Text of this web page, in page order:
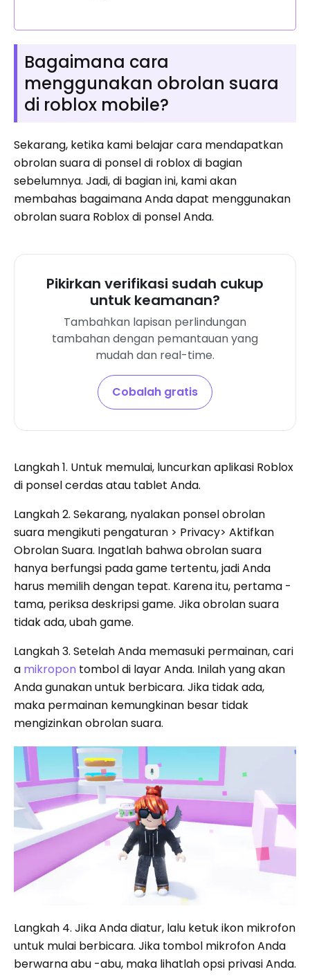
Bagaimana cara
menggunakan obrolan suara
di roblox mobile?
Sekarang, ketika kami belajar cara mendapatkan
obrolan suara di ponsel di roblox di bagian
sebelumnya. Jadi, di bagian ini, kami akan
membahas bagaimana Anda dapat menggunakan
obrolan suara Roblox di ponsel Anda.
Pikirkan verifikasi sudah cukup
untuk keamanan?
Tambahkan lapisan perlindungan
tambahan dengan pemantauan yang
mudah dan real-time.
Cobalah gratis
Langkah 1. Untuk memulai, luncurkan aplikasi Roblox
di ponsel cerdas atau tablet Anda.
Langkah 2. Sekarang, nyalakan ponsel obrolan
suara mengikuti pengaturan > Privacy> Aktifkan
Obrolan Suara. Ingatlah bahwa obrolan suara
hanya berfungsi pada game tertentu, jadi Anda
harus memilih dengan tepat. Karena itu, pertama -
tama, periksa deskripsi game. Jika obrolan suara
tidak ada, ubah game.
Langkah 3. Setelah Anda memasuki permainan, cari
a mikropon tombol di layar Anda. Inilah yang akan
Anda gunakan untuk berbicara. Jika tidak ada,
maka permainan kemungkinan besar tidak
mengizinkan obrolan suara.
Langkah 4. Jika Anda diatur, lalu ketuk ikon mikrofon
untuk mulai berbicara. Jika tombol mikrofon Anda
berwarna abu -abu, maka lihatlah opsi privasi Anda.